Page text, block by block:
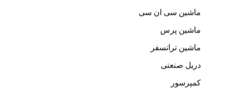
ماشین سی ان سی
ماشین پرس
ماشین ترانسفر
دریل صنعتی
کمپرسور